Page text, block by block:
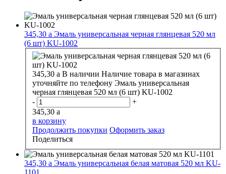
345,30 a Эмаль универсальная черная глянцевая 520 мл
(6 шт) KU-1002
345,30 a В наличии Наличие товара в магазинах
уточняйте по телефону Эмаль универсальная
черная глянцевая 520 мл (6 шт) KU-1002
-
+
345,30 a
в корзину
Продолжить покупки Оформить заказ
Поделиться
345,30 a Эмаль универсальная белая матовая 520 мл KU-